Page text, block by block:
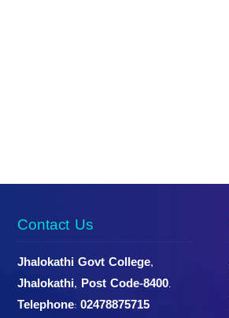
Contact Us
Jhalokathi Govt College,
Jhalokathi, Post Code-8400.
Telephone: 02478875715